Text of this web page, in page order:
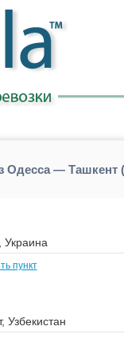
Одесса —
пункт